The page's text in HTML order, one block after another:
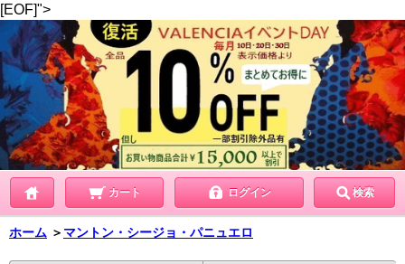
[EOF]">
カート ログイン 検索
ホーム ＞ マントン・シージョ・パニュエロ